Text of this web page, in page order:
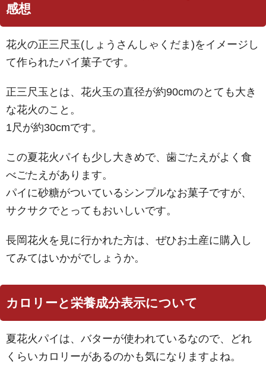
感想
花火の正三尺玉(しょうさんしゃくだま)をイメージし
て作られたパイ菓子です。
正三尺玉とは、花火玉の直径が約90cmのとても大き
な花火のこと。
1尺が約30cmです。
この夏花火パイも少し大きめで、歯ごたえがよく食
べごたえがあります。
パイに砂糖がついているシンプルなお菓子ですが、
サクサクでとってもおいしいです。
長岡花火を見に行かれた方は、ぜひお土産に購入し
てみてはいかがでしょうか。
カロリーと栄養成分表示について
夏花火パイは、バターが使われているなので、どれ
くらいカロリーがあるのかも気になりますよね。